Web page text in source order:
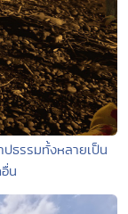
ธรรมทั้งหลายเป็น
น